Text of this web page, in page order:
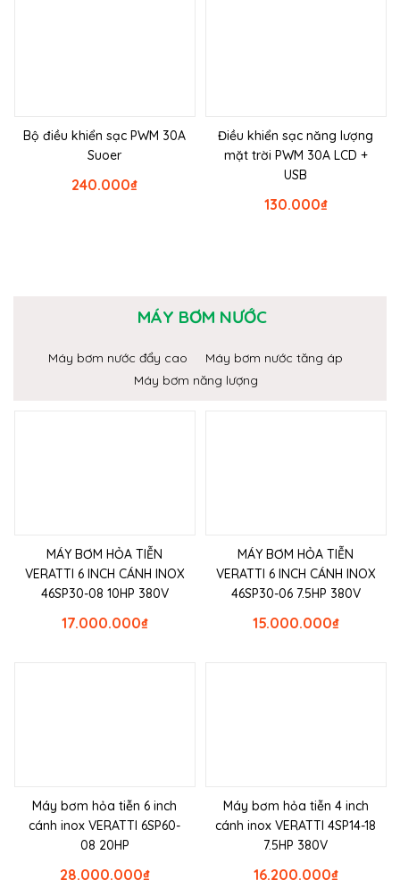
Bộ điều khiển sạc PWM 30A
Suoer
₫
240.000
Điều khiển sạc năng lượng
mặt trời PWM 30A LCD +
USB
₫
130.000
MÁY BƠM NƯỚC
Máy bơm nước đẩy cao
Máy bơm nước tăng áp
Máy bơm năng lượng
MÁY BƠM HỎA TIỄN
VERATTI 6 INCH CÁNH INOX
46SP30-08 10HP 380V
₫
17.000.000
MÁY BƠM HỎA TIỄN
VERATTI 6 INCH CÁNH INOX
46SP30-06 7.5HP 380V
₫
15.000.000
Máy bơm hỏa tiễn 6 inch
cánh inox VERATTI 6SP60-
08 20HP
₫
28.000.000
Máy bơm hỏa tiễn 4 inch
cánh inox VERATTI 4SP14-18
7.5HP 380V
₫
16.200.000